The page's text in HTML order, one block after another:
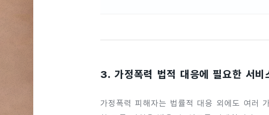
3. 가정폭력 법적 대응에 필요한 서비
가정폭력 피해자는 법률적 대응 외에도 여러